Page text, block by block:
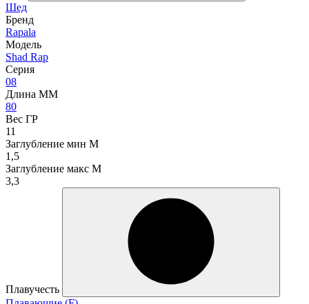
Шед
Бренд
Rapala
Модель
Shad Rap
Серия
08
Длина ММ
80
Вес ГР
11
Заглубление мин М
1,5
Заглубление макс М
3,3
Плавучесть